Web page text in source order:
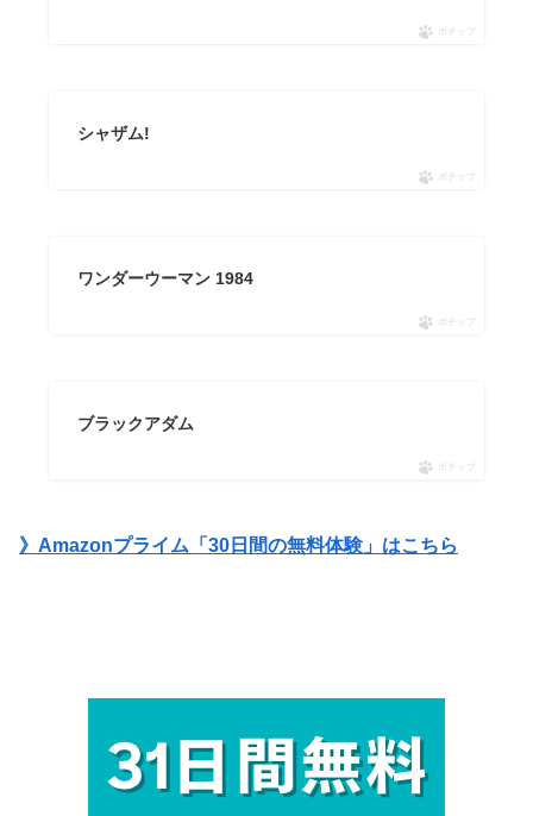
ポチップ
シャザム!
ポチップ
ワンダーウーマン 1984
ポチップ
ブラックアダム
ポチップ
》Amazonプライム「30日間の無料体験」はこちら